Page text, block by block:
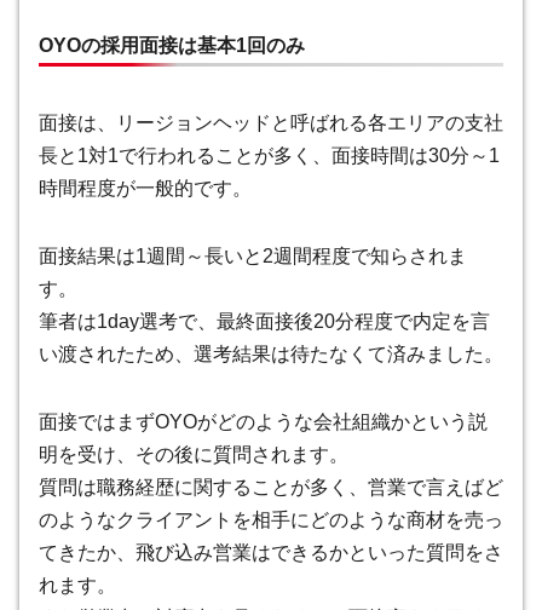
OYOの採用面接は基本1回のみ
面接は、リージョンヘッドと呼ばれる各エリアの支社
長と1対1で行われることが多く、面接時間は30分～1
時間程度が一般的です。
面接結果は1週間～長いと2週間程度で知らされま
す。
筆者は1day選考で、最終面接後20分程度で内定を言
い渡されたため、選考結果は待たなくて済みました。
面接ではまずOYOがどのような会社組織かという説
明を受け、その後に質問されます。
質問は職務経歴に関することが多く、営業で言えばど
のようなクライアントを相手にどのような商材を売っ
てきたか、飛び込み営業はできるかといった質問をさ
れます。